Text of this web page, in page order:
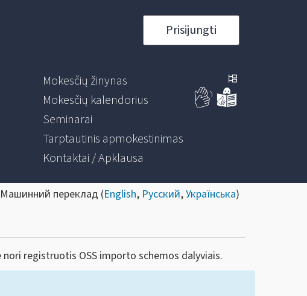
Prisijungti
Mokesčių žinynas
Mokesčių kalendorius
Seminarai
Tarptautinis apmokestinimas
Kontaktai / Apklausa
переклад (English, Русский,Українська)
registruotis OSS importo schemos dalyviais.